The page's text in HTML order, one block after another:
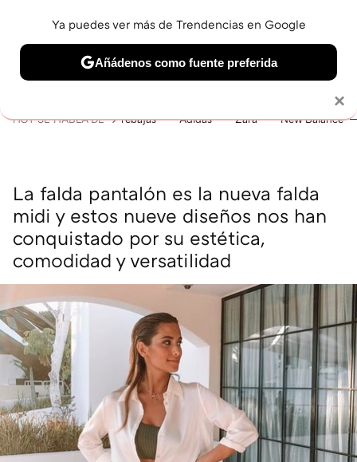
BELLEZA SHOPPING VIAJES GASTRO SNEAKERS
HOY SE HABLA DE rebajas Adidas Zara New Balance
La falda pantalón es la nueva falda
midi y estos nueve diseños nos han
conquistado por su estética,
comodidad y versatilidad
×
Ya puedes ver más de Trendencias en Google
Añádenos como fuente preferida